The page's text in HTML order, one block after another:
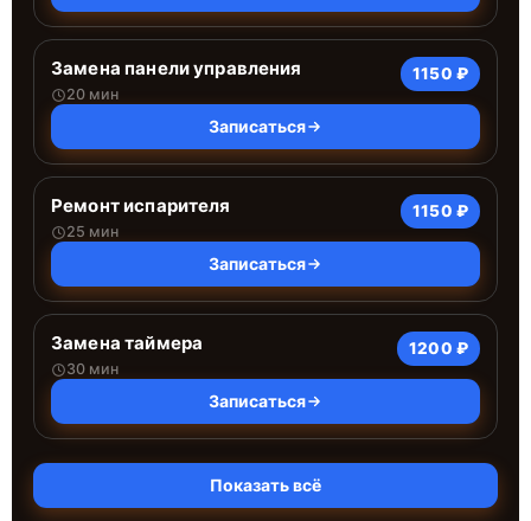
Замена панели управления
20 мин
1150 ₽
Записаться
Ремонт испарителя
25 мин
1150 ₽
Записаться
Замена таймера
30 мин
1200 ₽
Записаться
Показать всё